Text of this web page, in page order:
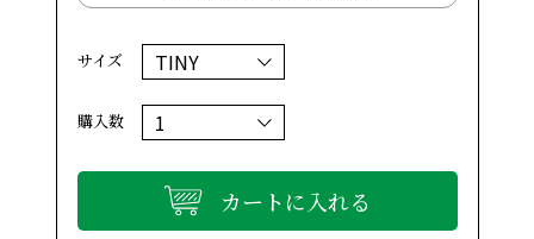
サイズ
購入数
カートに入れる